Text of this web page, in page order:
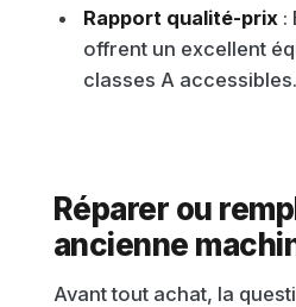
Rapport qualité-prix :
offrent un excellent
classes A accessibles.
Réparer ou
ancienne
Avant tout achat, la